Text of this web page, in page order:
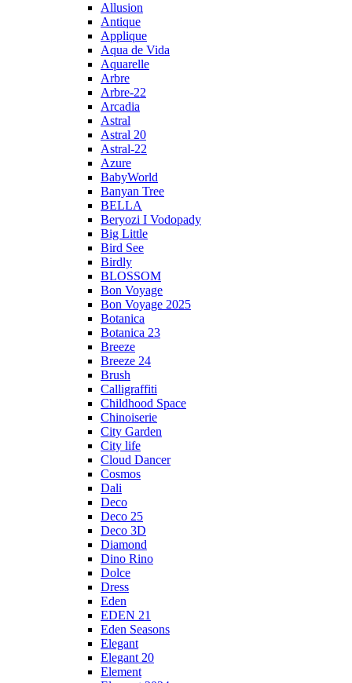
Allusion
Antique
Applique
Aqua de Vida
Aquarelle
Arbre
Arbre-22
Arcadia
Astral
Astral 20
Astral-22
Azure
BabyWorld
Banyan Tree
BELLA
Beryozi I Vodopady
Big Little
Bird See
Birdly
BLOSSOM
Bon Voyage
Bon Voyage 2025
Botanica
Botanica 23
Breeze
Breeze 24
Brush
Calligraffiti
Childhood Space
Chinoiserie
City Garden
City life
Cloud Dancer
Cosmos
Dali
Deco
Deco 25
Deco 3D
Diamond
Dino Rino
Dolce
Dress
Eden
EDEN 21
Eden Seasons
Elegant
Elegant 20
Element